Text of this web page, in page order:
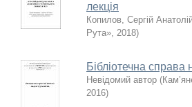
лекція
Копилов, Сергій
Рута», 2018)
Бібліотечна справа
Невідомий автор (
2016)